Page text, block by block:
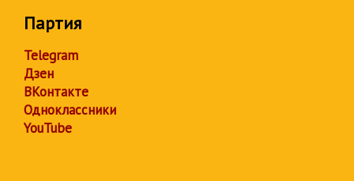
Партия
Telegram
Дзен
ВКонтакте
Одноклассники
YouTube